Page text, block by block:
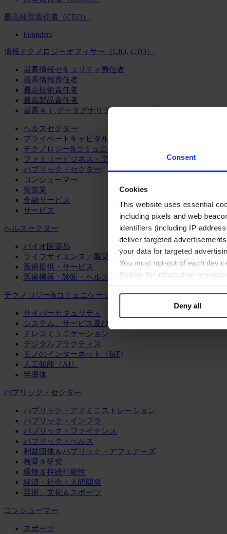
Consent
Cookies
This website uses essential
including pixels and web
identifiers (including IP
deliver targeted
your data for targeted
You must opt-out of each
Policy; for information
Deny all
最高経営責任者（CEO）
Founders
情報テクノロジーオフィサー（CIO, CTO）
最高情報セキュリティ責任者
最高情報責任者
最高技術責任者
最高製品責任者
最高ＡＩ,データアナリティクス責任者
ヘルスセクター
プライベートキャピタル
テクノロジー&コミュニケーション
ファミリービジネス・アドバイザリー
パブリック・セクター
コンシューマー
製造業
金融サービス
サービス
ヘルスセクター
バイオ医薬品
ライフサイエンス／製薬
医療提供・サービス
医療機器・診断・ヘルスケアテクノロジー
テクノロジー&コミュニケーション
サイバーセキュリティ
システム、サービス及びソフトウェア
テレコミュニケーション
デジタルプラクティス
モノのインターネット（IoT)
人工知能（AI）
半導体
パブリック・セクター
パブリック・アドミニストレーション
パブリック・インフラ
パブリック・ファイナンス
パブリック・ヘルス
利益団体＆パブリック・アフェアーズ
教育＆研究
環境＆持続可能性
経済・社会・人間開発
芸術、文化＆スポーツ
コンシューマー
スポーツ